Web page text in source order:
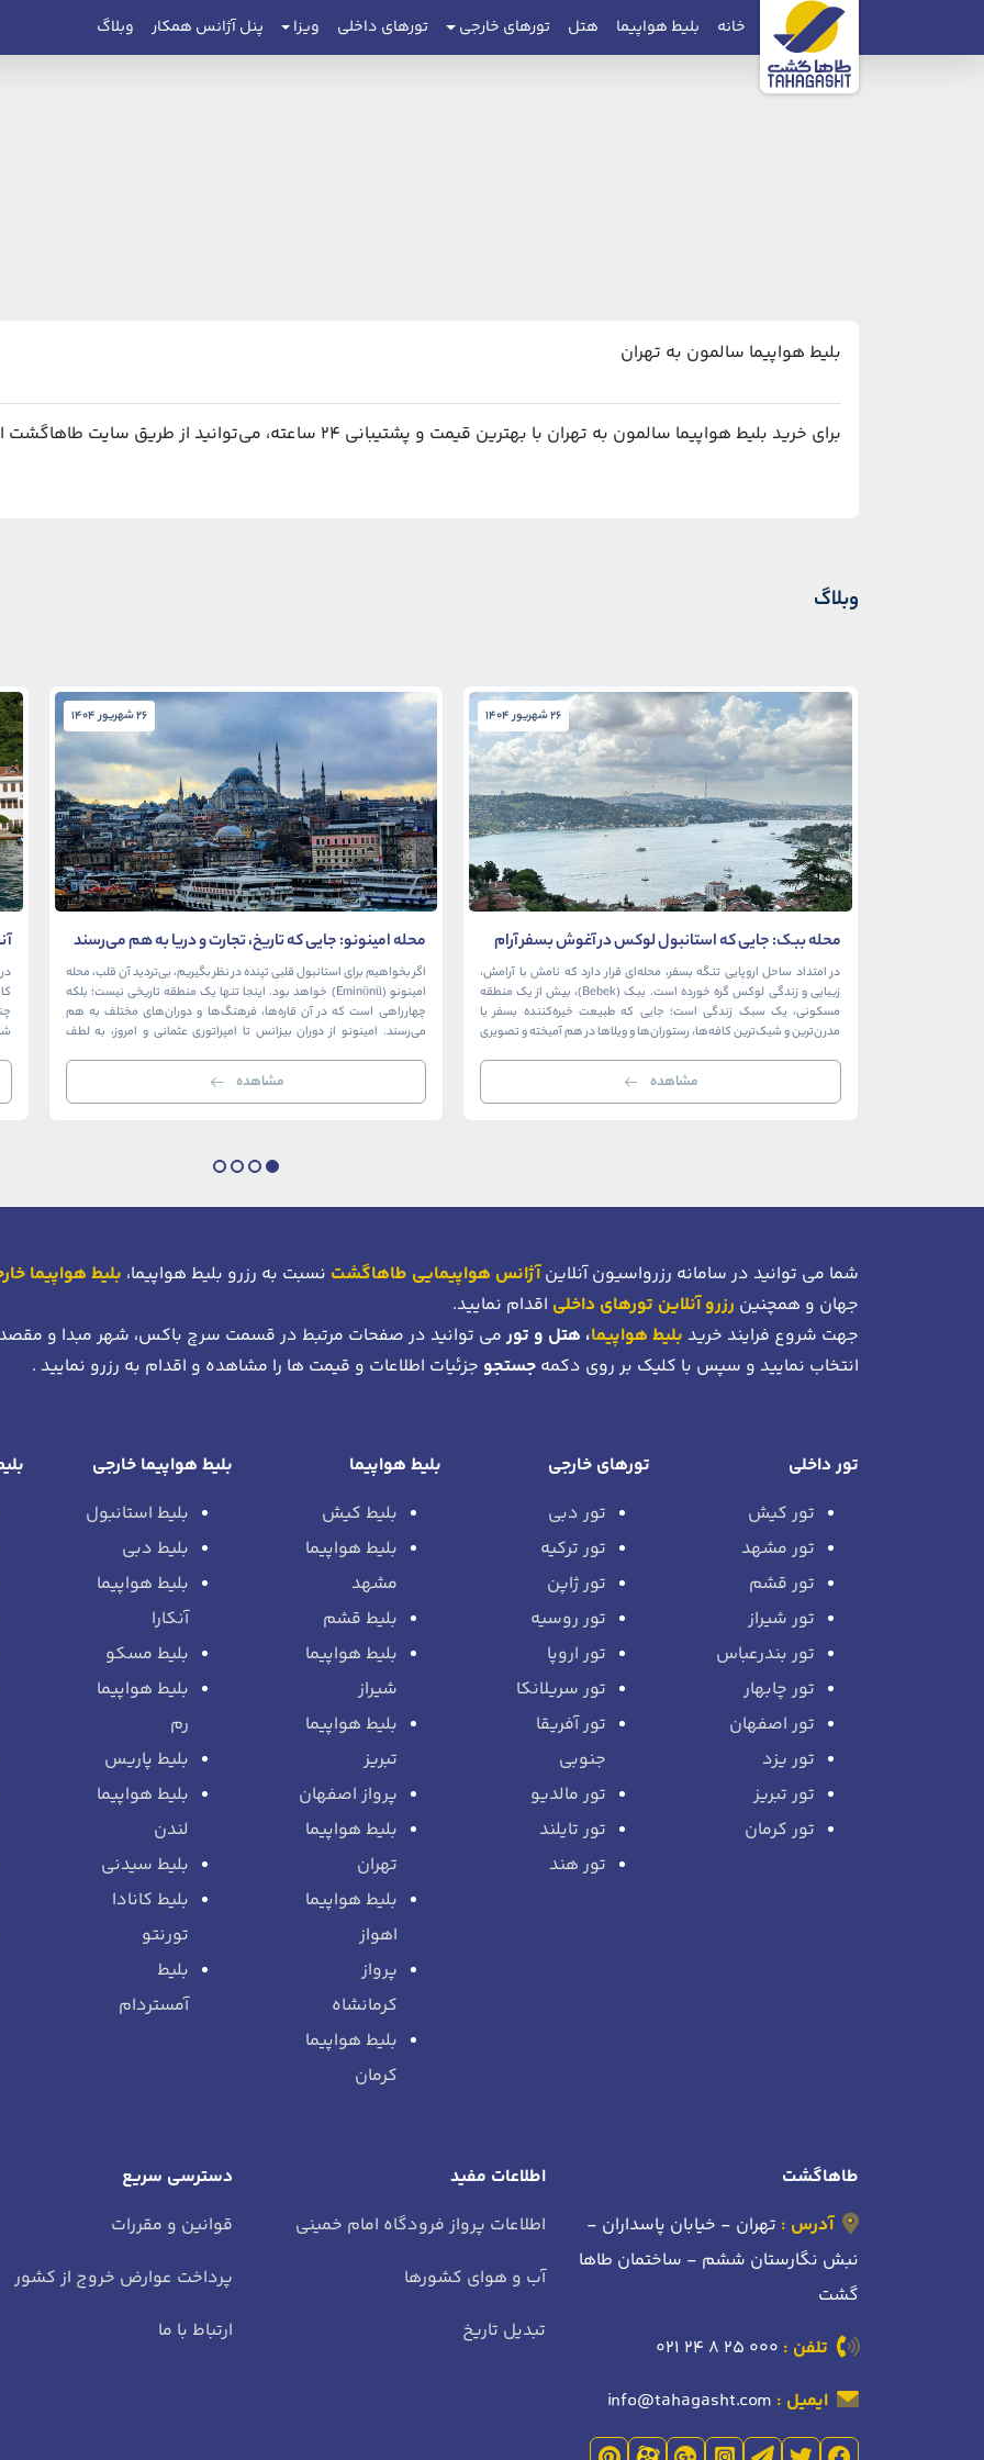
خانه بلیط هواپیما هتل تورهای خارجی تورهای داخلی ویزا پنل آژانس همکار وبلاگ
بلیط هواپیما سالمون به تهران
برای خرید بلیط هواپیما سالمون به تهران با بهترین قیمت و پشتیبانی ۲۴ ساعته، می‌توانید از طریق سایت طاهاگشت اقدام نمایید.
وبلاگ
26 شهریور 1404
محله ببک: جایی که استانبول لوکس در آغوش بسفر آرام
می‌گیرد
در امتداد ساحل اروپایی تنگه بسفر، محله‌ای قرار دارد که نامش با آرامش،
زیبایی و زندگی لوکس گره خورده است. ببک (Bebek)، بیش از یک منطقه
مسکونی، یک سبک زندگی است؛ جایی که طبیعت خیره‌کننده بسفر با
مدرن‌ترین و شیک‌ترین کافه‌ها، رستوران‌ها و ویلاها در هم آمیخته و تصویری
مشاهده
26 شهریور 1404
محله امینونو: جایی که تاریخ، تجارت و دریا به هم می‌رسند
اگر بخواهیم برای استانبول قلبی تپنده در نظر بگیریم، بی‌تردید آن قلب، محله
امینونو (Eminönü) خواهد بود. اینجا تنها یک منطقه تاریخی نیست؛ بلکه
چهارراهی است که در آن قاره‌ها، فرهنگ‌ها و دوران‌های مختلف به هم
می‌رسند. امینونو از دوران بیزانس تا امپراتوری عثمانی و امروز، به لطف
مشاهده
شما می توانید در سامانه رزرواسیون آنلاینآژانس هواپیمایی طاهاگشت نسبت به رزرو بلیط هواپیما، بلیط هواپیما
جهان و همچنین رزرو آنلاین تورهای داخلی اقدام نمایید.
جهت شروع فرایند خرید بلیط هواپیما، هتل و تورمی توانید در صفحات مرتبط در قسمت سرچ باکس، شهر مبدا و
انتخاب نمایید و سپس با کلیک بر روی دکمه جستجو جزئیات اطلاعات و قیمت ها را مشاهده و اقدام به رزرو نمایید .
تور داخلی
تور کیش
تور مشهد
تور قشم
تور شیراز
تور بندرعباس
تور چابهار
تور اصفهان
تور یزد
تور تبریز
تور کرمان
تورهای خارجی
تور دبی
تور ترکیه
تور ژاپن
تور روسیه
تور اروپا
تور سریلانکا
تور آفریقا
جنوبی
تور مالدیو
تور تایلند
تور هند
بلیط هواپیما
بلیط کیش
بلیط هواپیما
مشهد
بلیط قشم
بلیط هواپیما
شیراز
بلیط هواپیما
تبریز
پرواز اصفهان
بلیط هواپیما
تهران
بلیط هواپیما
اهواز
پرواز
کرمانشاه
بلیط هواپیما
کرمان
بلیط هواپیما خارجی
بلیط استانبول
بلیط دبی
بلیط هواپیما
آنکارا
بلیط مسکو
بلیط هواپیما
رم
بلیط پاریس
بلیط هواپیما
لندن
بلیط سیدنی
بلیط کانادا
تورنتو
بلیط
آمستردام
طاهاگشت
آدرس : تهران - خیابان پاسداران -
نبش نگارستان ششم - ساختمان طاها
گشت
تلفن : 021 24 8 25 000
ایمیل : info@tahagasht.com
اطلاعات مفید
اطلاعات پرواز فرودگاه امام خمینی
آب و هوای کشورها
تبدیل تاریخ
دسترسی سریع
قوانین و مقررات
پرداخت عوارض خروج از کشور
ارتباط با ما